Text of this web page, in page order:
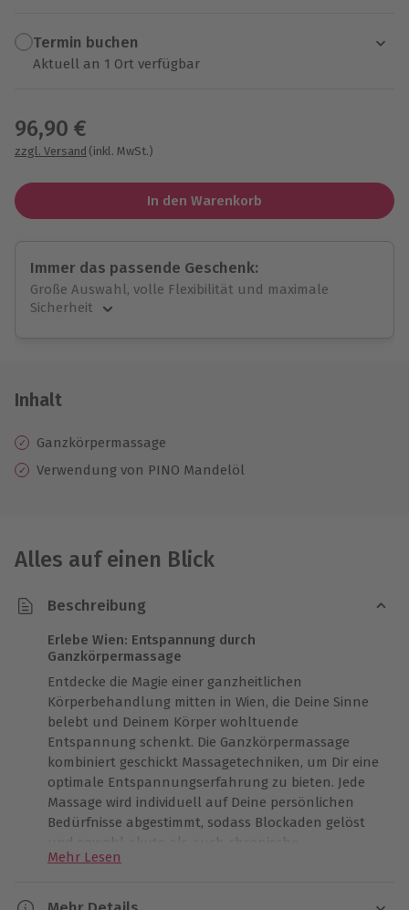
Termin buchen
Aktuell an 1 Ort verfügbar
96,90 €
zzgl. Versand (inkl. MwSt.)
In den Warenkorb
Immer das passende Geschenk:
Große Auswahl, volle Flexibilität und maximale
Sicherheit
Jeder Gutschein für alle Erlebnisse einlösbar.
10 Jahre gültig & verlängerbar.
Inhalt
Ganzkörpermassage
Verwendung von PINO Mandelöl
Alles auf einen Blick
Beschreibung
Erlebe Wien: Entspannung durch
Ganzkörpermassage
Entdecke die Magie einer ganzheitlichen
Körperbehandlung mitten in Wien, die Deine Sinne
belebt und Deinem Körper wohltuende
Entspannung schenkt. Die Ganzkörpermassage
kombiniert geschickt Massagetechniken, um Dir eine
optimale Entspannungserfahrung zu bieten. Jede
Massage wird individuell auf Deine persönlichen
Bedürfnisse abgestimmt, sodass Blockaden gelöst
und sowohl akute als auch chronische
Verspannungen im Bewegungsapparat effektiv
Mehr Lesen